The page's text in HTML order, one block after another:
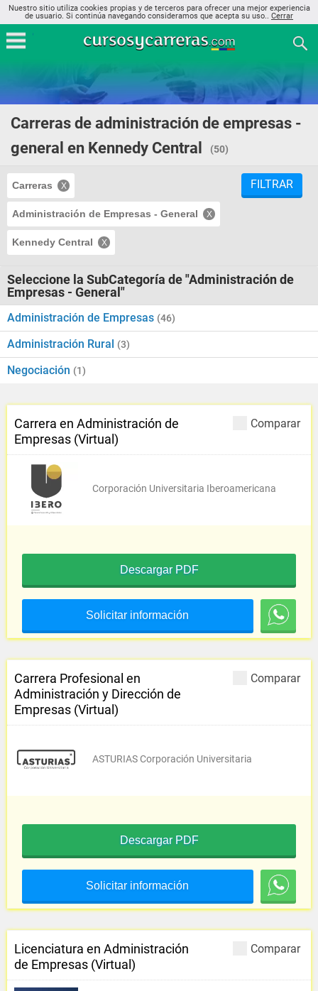
Nuestro sitio utiliza cookies propias y de terceros para ofrecer una mejor experiencia
de usuario. Si continúa navegando consideramos que acepta su uso.. Cerrar
Carreras de administración de empresas -
general en Kennedy Central
(50)
Carreras
Administración de Empresas - General
Kennedy Central
FILTRAR
Seleccione la SubCategoría de "Administración de
Empresas - General"
Administración de Empresas (46)
Administración Rural (3)
Negociación (1)
Comparar
Carrera en Administración de
Empresas (Virtual)
Corporación Universitaria Iberoamericana
Descargar PDF
Solicitar información
Comparar
Carrera Profesional en
Administración y Dirección de
Empresas (Virtual)
ASTURIAS Corporación Universitaria
Descargar PDF
Solicitar información
Comparar
Licenciatura en Administración
de Empresas (Virtual)